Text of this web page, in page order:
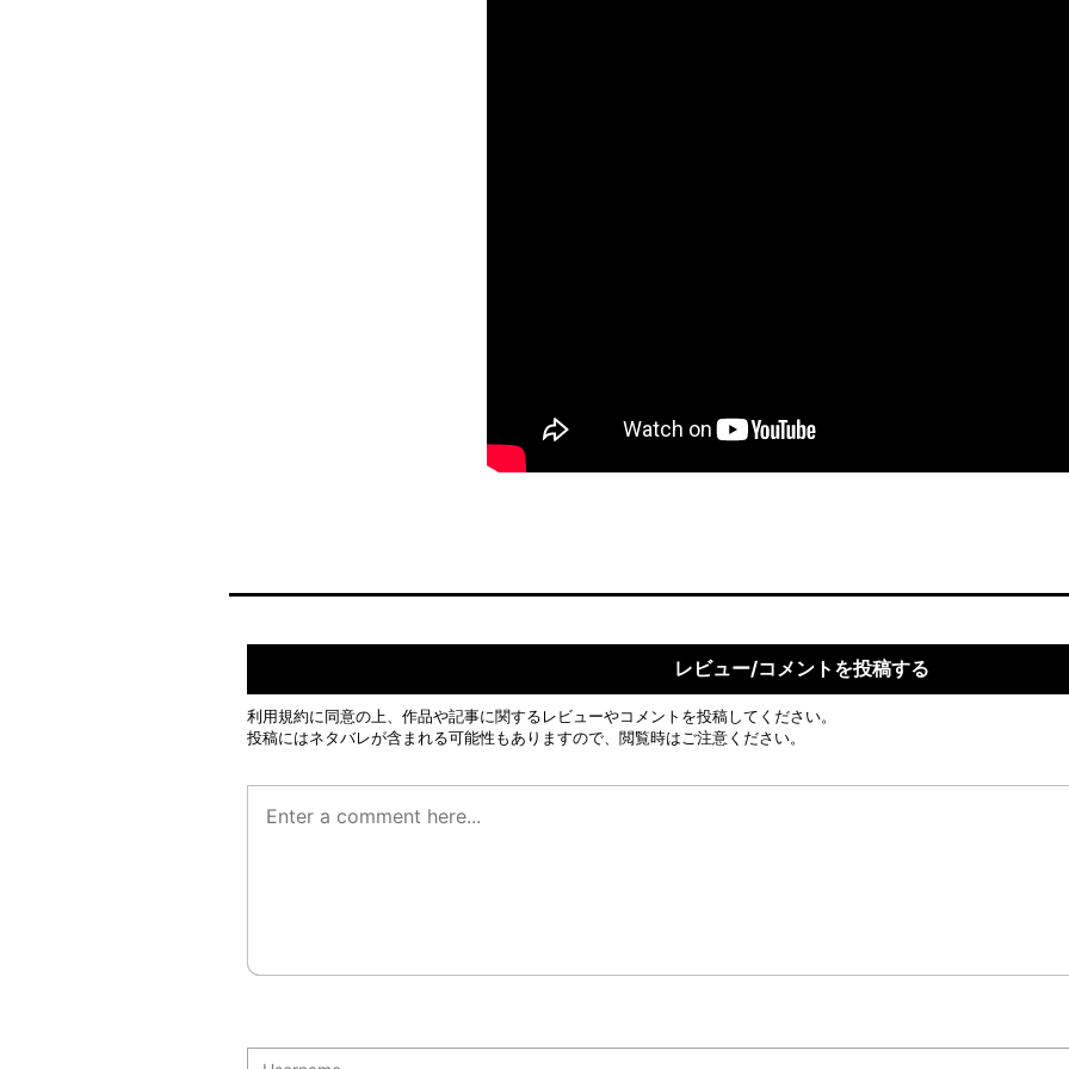
レビュー/コメントを投稿する
利用規約に同意の上、作品や記事に関するレビューやコメントを投稿してください。
投稿にはネタバレが含まれる可能性もありますので、閲覧時はご注意ください。